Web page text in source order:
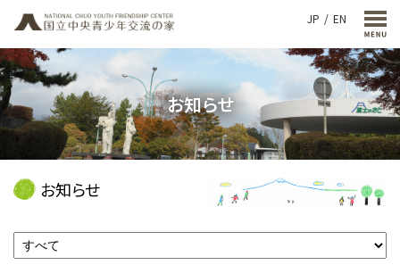
JP EN
お知らせ
お知らせ